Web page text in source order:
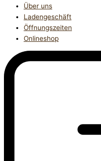
Über uns
Ladengeschäft
Öffnungszeiten
Onlineshop